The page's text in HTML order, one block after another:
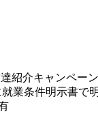
紹介キャンペー
業条件明示書で